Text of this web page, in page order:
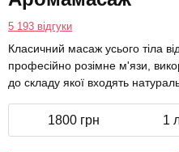
5 193 відгуки
Класичний масаж усього тіла
професійно розімне м'язи,
до складу якої входять
1800 грн 1